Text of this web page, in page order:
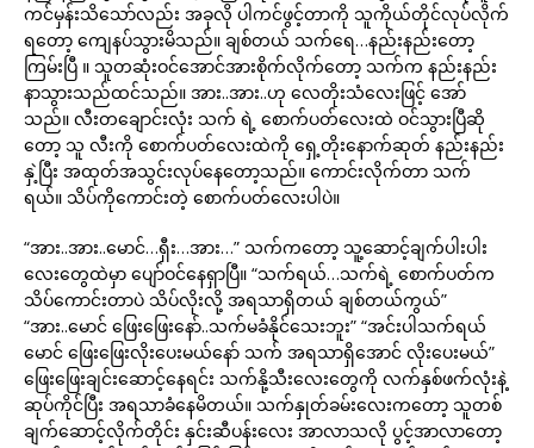
ကင်မှန်းသိသော်လည်း အခုလို ပါကင်ဖွင့်တာကို သူကိုယ်တိုင်လုပ်လိုက်
ရတော့ ကျေနပ်သွားမိသည်။ ချစ်တယ် သက်ရေ…နည်းနည်းတော့
ကြမ်းပြီ ။ သူတဆုံးဝင်အောင်အားစိုက်လိုက်တော့ သက်က နည်းနည်း
နာသွားသည်ထင်သည်။ အား..အား..ဟု လေတိုးသံလေးဖြင့် အော်
သည်။ လီးတချောင်းလုံး သက် ရဲ့ စောက်ပတ်လေးထဲ ဝင်သွားပြီဆို
တော့ သူ လီးကို စောက်ပတ်လေးထဲကို ရှေ့တိုးနောက်ဆုတ် နည်းနည်း
နှဲ့ပြီး အထုတ်အသွင်းလုပ်နေတော့သည်။ ကောင်းလိုက်တာ သက်
ရယ်။ သိပ်ကိုကောင်းတဲ့ စောက်ပတ်လေးပါပဲ။
“အား..အား..မောင်…ရှီး…အား…” သက်ကတော့ သူ့ဆောင့်ချက်ပါးပါး
လေးတွေထဲမှာ ပျော်ဝင်နေရှာပြီ။ “သက်ရယ်…သက်ရဲ့ စောက်ပတ်က
သိပ်ကောင်းတာပဲ သိပ်လိုးလို့ အရသာရှိတယ် ချစ်တယ်ကွယ်”
“အား..မောင် ဖြေးဖြေးနော်..သက်မခံနိုင်သေးဘူး” “အင်းပါသက်ရယ်
မောင် ဖြေးဖြေးလိုးပေးမယ်နော် သက် အရသာရှိအောင် လိုးပေးမယ်”
ဖြေးဖြေးချင်းဆောင့်နေရင်း သက်နို့သီးလေးတွေကို လက်နှစ်ဖက်လုံးနဲ့
ဆုပ်ကိုင်ပြီး အရသာခံနေမိတယ်။ သက်နှုတ်ခမ်းလေးကတော့ သူတစ်
ချက်ဆောင့်လိုက်တိုင်း နှင်းဆီပန်းလေး အာလာသလို ပွင့်အာလာတော့